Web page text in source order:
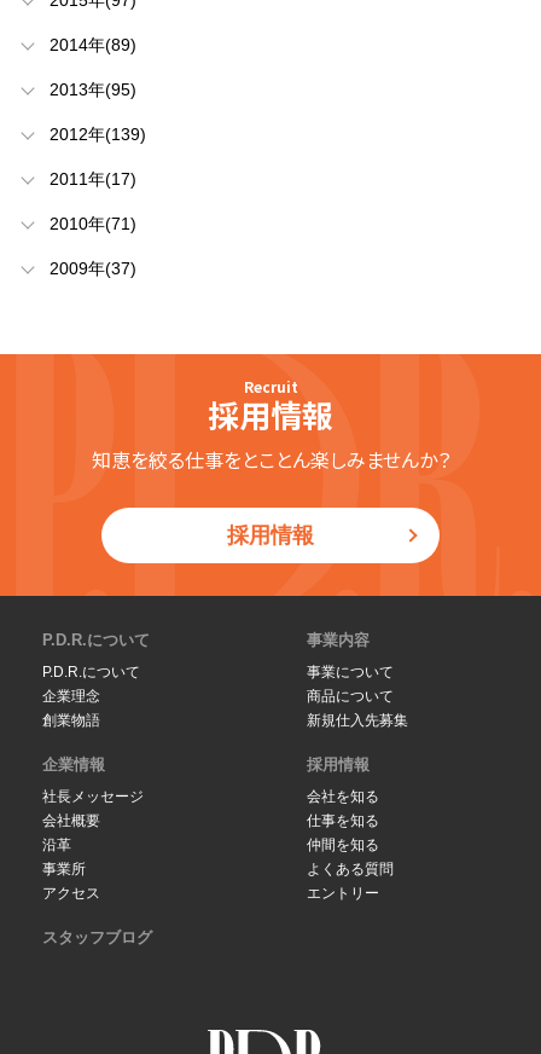
2014年(89)
2013年(95)
2012年(139)
2011年(17)
2010年(71)
2009年(37)
Recruit
採用情報
知恵を絞る仕事をとことん楽しみませんか？
採用情報
P.D.R.について
P.D.R.について
企業理念
創業物語
事業内容
事業について
商品について
新規仕入先募集
企業情報
社長メッセージ
会社概要
沿革
事業所
アクセス
採用情報
会社を知る
仕事を知る
仲間を知る
よくある質問
エントリー
スタッフブログ